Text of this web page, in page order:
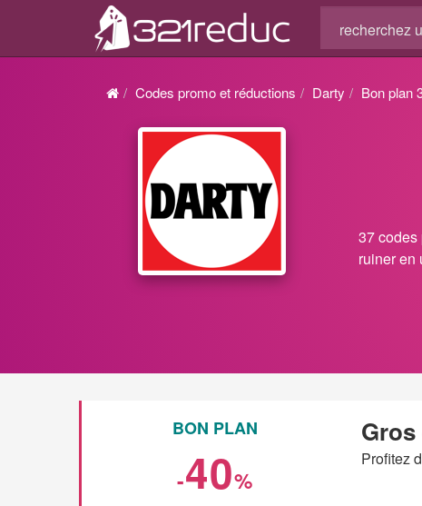
Codes promo et réductions Darty Bon plan
37 codes
ruiner en
BON PLAN
-40%
Profitez